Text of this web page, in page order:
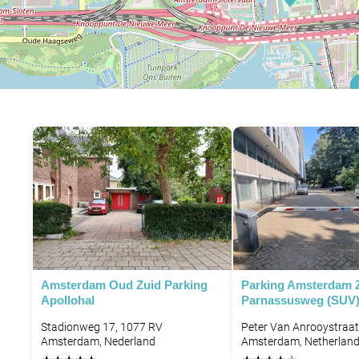
Amsterdam Oud Zuid Parking
Apollohal
Stadionweg 17, 1077 RV
Amsterdam, Nederland
Parking Amsterdam
Parnassusweg (SUV)
Peter Van
Amsterdam,